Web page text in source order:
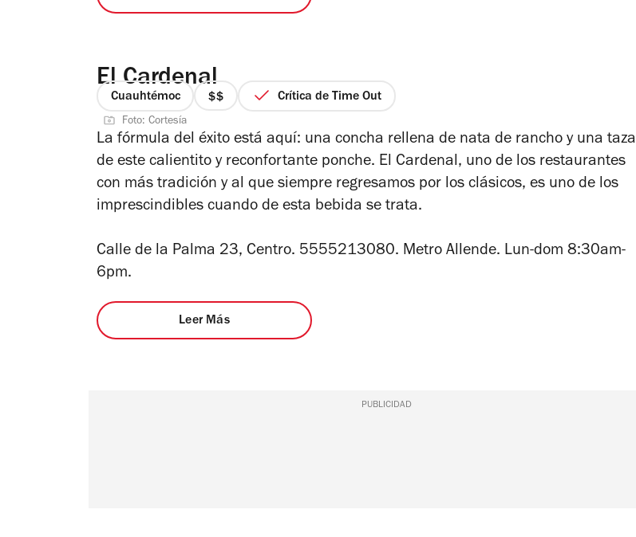
El Cardenal
Cuauhtémoc
precio
de
4
Crítica de Time Out
Foto: Cortesía
La fórmula del éxito está aquí: una concha rellena de nata de rancho y una taza
de este calientito y reconfortante ponche. El Cardenal, uno de los restaurantes
con más tradición y al que siempre regresamos por los clásicos, es uno de los
imprescindibles cuando de esta bebida se trata.
Calle de la Palma 23, Centro. 5555213080. Metro Allende. Lun-dom 8:30am-
6pm.
Leer Más
PUBLICIDAD